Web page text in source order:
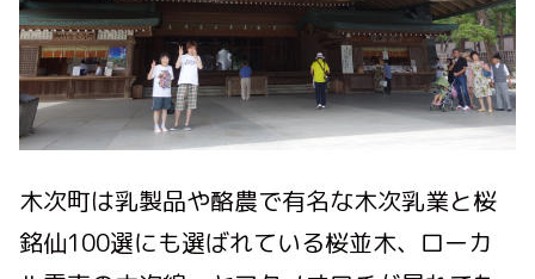
木次町は乳製品や酪農で有名な木次乳業と桜
銘仙100選にも選ばれている桜並木、ローカ